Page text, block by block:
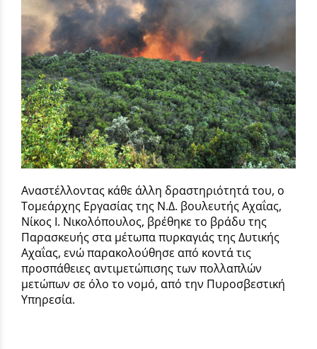
Αναστέλλοντας κάθε άλλη δραστηριότητά του, ο
Τομεάρχης Εργασίας της Ν.Δ. βουλευτής Αχαΐας,
Νίκος Ι. Νικολόπουλος, βρέθηκε το βράδυ της
Παρασκευής στα μέτωπα πυρκαγιάς της Δυτικής
Αχαΐας, ενώ παρακολούθησε από κοντά τις
προσπάθειες αντιμετώπισης των πολλαπλών
μετώπων σε όλο το νομό, από την Πυροσβεστική
Υπηρεσία.